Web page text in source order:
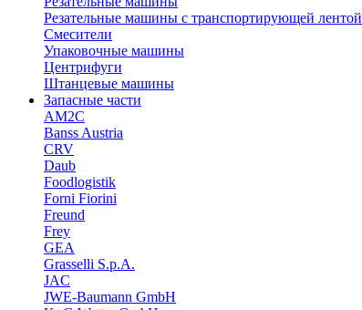
Резательные машины с транспортирующей лентой
Смесители
Упаковочные машины
Центрифуги
Штанцевые машины
Запасные части
AM2C
Banss Austria
CRV
Daub
Foodlogistik
Forni Fiorini
Freund
Frey
GEA
Grasselli S.p.A.
JAC
JWE-Baumann GmbH